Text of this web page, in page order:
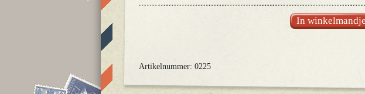
Artikelnummer: 0225
In winkelmandje